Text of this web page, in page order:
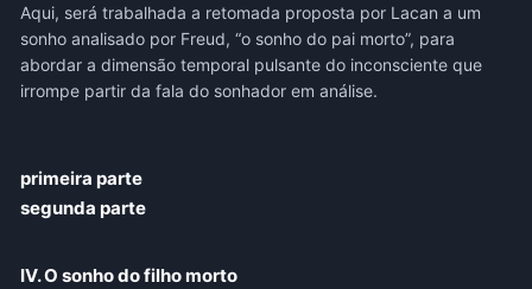
Aqui, será trabalhada a retomada proposta por Lacan a um
sonho analisado por Freud, “o sonho do pai morto”, para
abordar a dimensão temporal pulsante do inconsciente que
irrompe partir da fala do sonhador em análise.
primeira parte
segunda parte
IV. O sonho do filho morto